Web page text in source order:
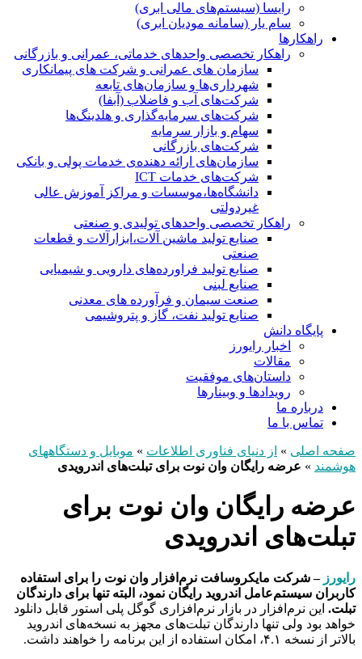
رایسا (سیستم‌های مالی ابری)
سام یار (سامانه مودیان ابری)
راهکارها
راهکار تخصصی واحدهای خدماتی، عمرانی و بازرگانی
سازمان های عمرانی و شرکت های پیمانکاری
شهرداری‌ها و سازمان‌های تابعه
شرکت‌های آب و فاضلاب (آبفا)
شرکت‌های سرمایه‌گذاری و هلدینگ‌ها
سهام و بازار سرمایه
شرکت‌های بازرگانی
سازمان‌های ارائه دهنده‌ی خدمات پولی و بانکی
شرکت‌های خدمات ICT
دانشگاه‌ها،موسسات و مراکز آموزش عالی
غیردولتی
راهکار تخصصی واحدهای تولیدی و صنعتی
صنایع توليد ماشين آلات،ابزارآلات و قطعات
صنعتی
صنایع تولید فراورده‌های دارویی و شیمیایی
صنایع لبنی
صنعت سیمان و فرآورده های معدنی
صنایع تولید نفت، گاز و پتروشيمی
پایگاه دانش
اخبار رایورز
مقالات
داستان‌های موفقیت
رویدادها و وبینارها
درباره ما
تماس با ما
صفحه اصلی » از دنیای فناوری اطلاعات » موبایل و دستگاههای
هوشمند » عرضه رایگان وان نوت برای تبلت‌های اندرویدی
عرضه رایگان وان نوت برای
تبلت‌های اندرویدی
رایورز – شرکت مایکروسافت نرم‌افزار وان نوت را برای استفاده
کاربران سیستم‌عامل اندروید رایگان نمود، البته تنها برای دارندگان
تبلت. این نرم‌افزار در بازار نرم‌افزاری گوگل پلی استور قابل دانلود
خواهد بود ولی تنها دارندگان تبلت‌های مجهز به نسخه‌های اندروید
بالاتر از نسخه ۴.۱، امکان استفاده از این برنامه را خواهند داشت.